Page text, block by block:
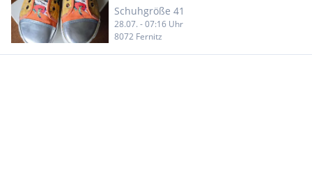
Schuhgröße 41
28.07. - 07:16 Uhr
8072 Fernitz